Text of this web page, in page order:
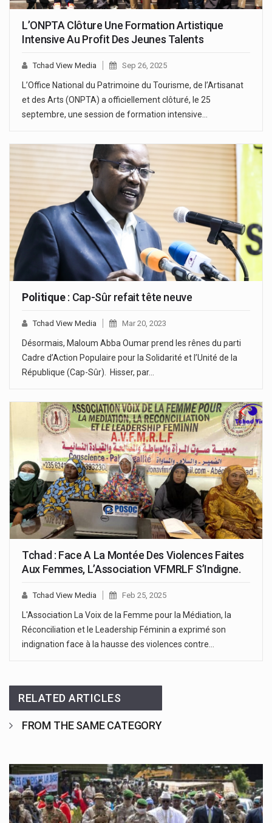
L’ONPTA Clôture Une Formation Artistique
Intensive Au Profit Des Jeunes Talents
Tchad View Media Sep 26, 2025
L’Office National du Patrimoine du Tourisme, de l’Artisanat
et des Arts (ONPTA) a officiellement clôturé, le 25
septembre, une session de formation intensive…
Politique: Cap-Sûr refait tête neuve
Tchad View Media Mar 20, 2023
Désormais, Maloum Abba Oumar prend les rênes du parti
Cadre d’Action Populaire pour la Solidarité et l’Unité de la
République (Cap-Sûr). Hisser, par…
Tchad : Face A La Montée Des Violences Faites
Aux Femmes, L’Association VFMRLF S’Indigne.
Tchad View Media Feb 25, 2025
L'Association La Voix de la Femme pour la Médiation, la
Réconciliation et le Leadership Féminin a exprimé son
indignation face à la hausse des violences contre…
RELATED ARTICLES
FROM THE SAME CATEGORY